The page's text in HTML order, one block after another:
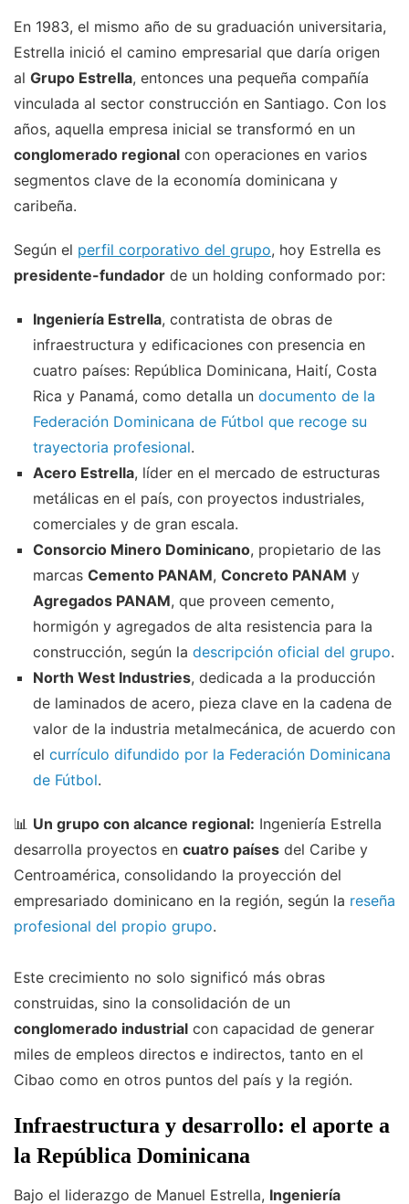
En 1983, el mismo año de su graduación universitaria,
Estrella inició el camino empresarial que daría origen
al Grupo Estrella, entonces una pequeña compañía
vinculada al sector construcción en Santiago. Con los
años, aquella empresa inicial se transformó en un
conglomerado regional con operaciones en varios
segmentos clave de la economía dominicana y
caribeña.
Según el perfil corporativo del grupo, hoy Estrella es
presidente-fundador de un holding conformado por:
Ingeniería Estrella, contratista de obras de
infraestructura y edificaciones con presencia en
cuatro países: República Dominicana, Haití, Costa
Rica y Panamá, como detalla un documento de la
Federación Dominicana de Fútbol que recoge su
trayectoria profesional.
Acero Estrella, líder en el mercado de estructuras
metálicas en el país, con proyectos industriales,
comerciales y de gran escala.
Consorcio Minero Dominicano, propietario de las
marcas Cemento PANAM, Concreto PANAM y
Agregados PANAM, que proveen cemento,
hormigón y agregados de alta resistencia para la
construcción, según la descripción oficial del grupo.
North West Industries, dedicada a la producción
de laminados de acero, pieza clave en la cadena de
valor de la industria metalmecánica, de acuerdo con
el currículo difundido por la Federación Dominicana
de Fútbol.
📊 Un grupo con alcance regional: Ingeniería Estrella
desarrolla proyectos en cuatro países del Caribe y
Centroamérica, consolidando la proyección del
empresariado dominicano en la región, según la reseña
profesional del propio grupo.
Este crecimiento no solo significó más obras
construidas, sino la consolidación de un
conglomerado industrial con capacidad de generar
miles de empleos directos e indirectos, tanto en el
Cibao como en otros puntos del país y la región.
Infraestructura y desarrollo: el aporte a
la República Dominicana
Bajo el liderazgo de Manuel Estrella, Ingeniería